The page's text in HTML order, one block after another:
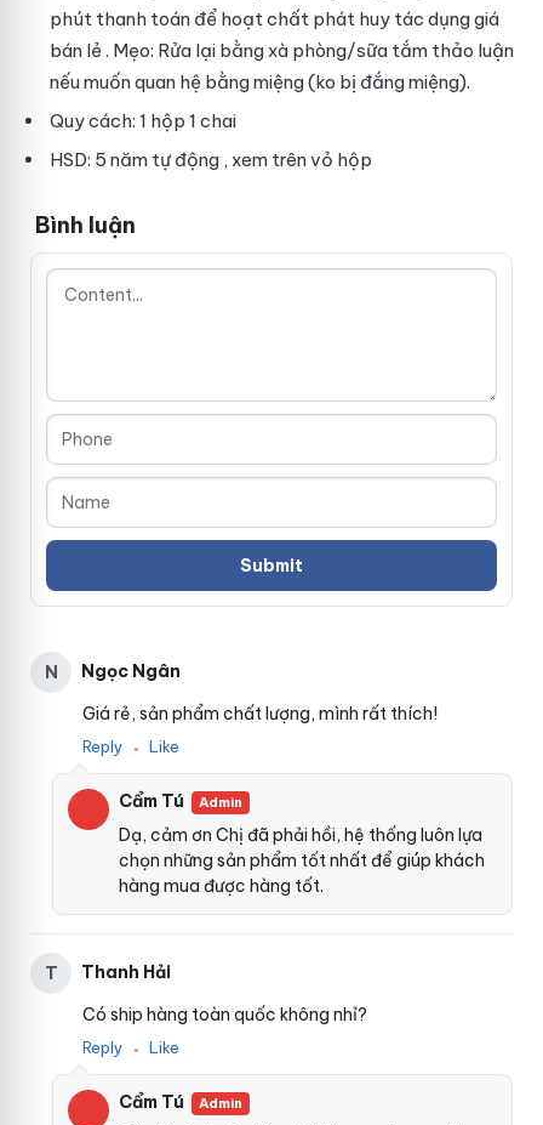
phút thanh toán để hoạt chất phát huy tác dụnggiá
bán lẻ . Mẹo: Rửa lại bằng xà phòng/sữa tắm thảo luận
nếu muốn quan hệ bằng miệng (ko bị đắng miệng).
Quy cách: 1 hộp 1 chai
HSD: 5 năm tự động , xem trên vỏ hộp
Bình luận
N
Ngọc Ngân
Giá rẻ, sản phẩm chất lượng, mình rất thích!
Reply ● Like
Cẩm Tú Admin
Dạ, cảm ơn Chị đã phải hồi, hệ thống luôn lựa
chọn những sản phẩm tốt nhất để giúp khách
hàng mua được hàng tốt.
T
Thanh Hải
Có ship hàng toàn quốc không nhỉ?
Reply ● Like
Cẩm Tú Admin